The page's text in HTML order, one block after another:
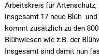
Arbeitskreis für
insgesamt 17 neue Blüh-
kommt zusätzlich zu den
Blühwiesen wie z.B. der
Insgesamt sind damit nun